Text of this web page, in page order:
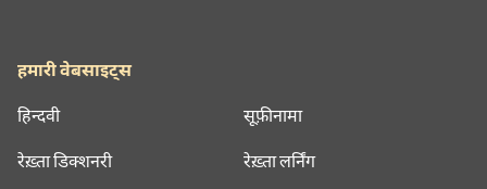
हमारी वेबसाइट्स
हिन्दवी सूफ़ीनामा
रेख़्ता डिक्शनरी रेख़्ता लर्निंग